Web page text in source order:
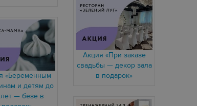
Акция «При заказе
свадьбы — декор зала
в подарок»
«Беременным
и детям до
— безе в